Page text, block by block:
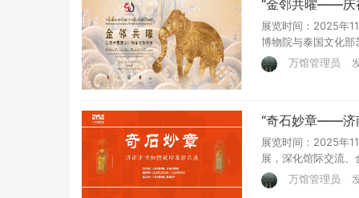
“金邻共曜——庆
展览时间：2025年
博物院与泰国文化
万馆管理员
“奇石妙章——济
展览时间：2025年
展，深化馆际交流
万馆管理员